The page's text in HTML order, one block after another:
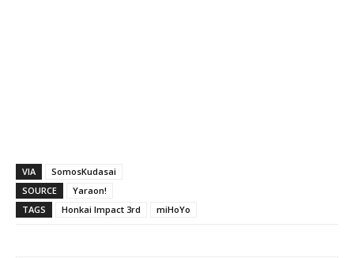
VIA
SomosKudasai
SOURCE
Yaraon!
TAGS
Honkai Impact 3rd miHoYo